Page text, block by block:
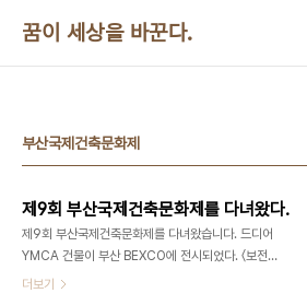
꿈이 세상을 바꾼다.
부산국제건축문화제
제9회 부산국제건축문화제를 다녀왔다.
제9회 부산국제건축문화제를 다녀왔습니다. 드디어
YMCA 건물이 부산 BEXCO에 전시되었다. 〈보전
과 창출〉이라는 주제로 10월 9일부터 13일까지 5일
더보기